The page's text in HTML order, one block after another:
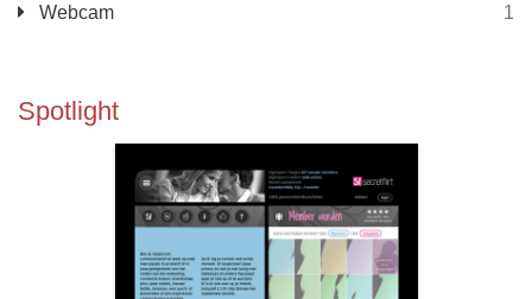
Webcam 1
Spotlight